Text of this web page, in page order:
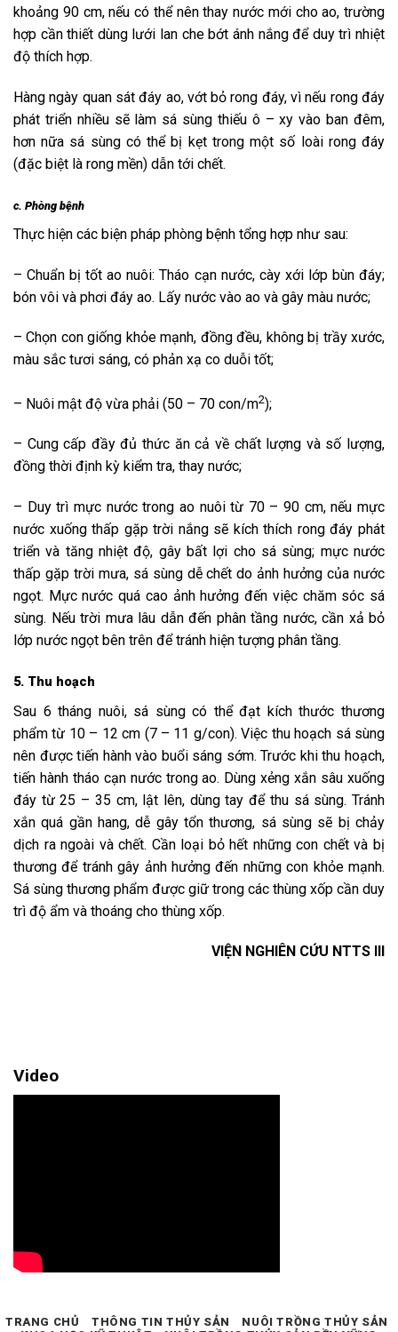
khoảng 90 cm, nếu có thể nên thay nước mới cho ao, trường
hợp cần thiết dùng lưới lan che bớt ánh nắng để duy trì nhiệt
độ thích hợp.
Hàng ngày quan sát đáy ao, vớt bỏ rong đáy, vì nếu rong đáy
phát triển nhiều sẽ làm sá sùng thiếu ô – xy vào ban đêm,
hơn nữa sá sùng có thể bị kẹt trong một số loài rong đáy
(đặc biệt là rong mền) dẫn tới chết.
c. Phòng bệnh
Thực hiện các biện pháp phòng bệnh tổng hợp như sau:
– Chuẩn bị tốt ao nuôi: Tháo cạn nước, cày xới lớp bùn đáy;
bón vôi và phơi đáy ao. Lấy nước vào ao và gây màu nước;
– Chọn con giống khỏe mạnh, đồng đều, không bị trầy xước,
màu sắc tươi sáng, có phản xạ co duỗi tốt;
– Nuôi mật độ vừa phải (50 – 70 con/m2);
– Cung cấp đầy đủ thức ăn cả về chất lượng và số lượng,
đồng thời định kỳ kiểm tra, thay nước;
– Duy trì mực nước trong ao nuôi từ 70 – 90 cm, nếu mực
nước xuống thấp gặp trời nắng sẽ kích thích rong đáy phát
triển và tăng nhiệt độ, gây bất lợi cho sá sùng; mực nước
thấp gặp trời mưa, sá sùng dễ chết do ảnh hưởng của nước
ngọt. Mực nước quá cao ảnh hưởng đến việc chăm sóc sá
sùng. Nếu trời mưa lâu dẫn đến phân tầng nước, cần xả bỏ
lớp nước ngọt bên trên để tránh hiện tượng phân tầng.
5. Thu hoạch
Sau 6 tháng nuôi, sá sùng có thể đạt kích thước thương
phẩm từ 10 – 12 cm (7 – 11 g/con). Việc thu hoạch sá sùng
nên được tiến hành vào buổi sáng sớm. Trước khi thu hoạch,
tiến hành tháo cạn nước trong ao. Dùng xẻng xắn sâu xuống
đáy từ 25 – 35 cm, lật lên, dùng tay để thu sá sùng. Tránh
xắn quá gần hang, dễ gây tổn thương, sá sùng sẽ bị chảy
dịch ra ngoài và chết. Cần loại bỏ hết những con chết và bị
thương để tránh gây ảnh hưởng đến những con khỏe mạnh.
Sá sùng thương phẩm được giữ trong các thùng xốp cần duy
trì độ ẩm và thoáng cho thùng xốp.
VIỆN NGHIÊN CỨU NTTS III
Video
TRANG CHỦ THÔNG TIN THỦY SẢN
NUÔI TRỒNG THỦY SẢN